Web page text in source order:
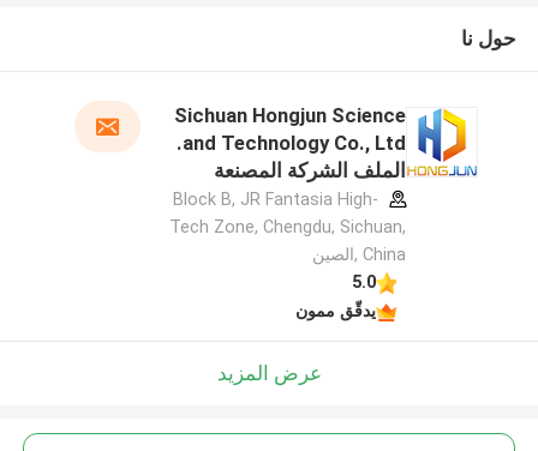
حول نا
Sichuan Hongjun Science
and Technology Co., Ltd.
الملف الشركة المصنعة
Block B, JR Fantasia High-
Tech Zone, Chengdu, Sichuan,
China ,الصين
5.0
يدقّق ممون
عرض المزيد